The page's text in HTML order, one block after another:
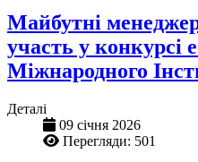
Майбутні
участь у конкурсі
Міжнародного
Деталі
09 січня 2026
Перегляди: 501